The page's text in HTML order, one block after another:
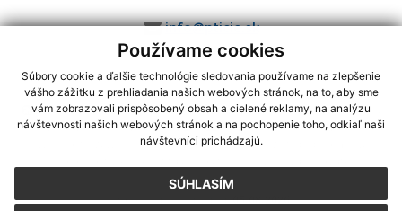
Používame cookies
Súbory cookie a ďalšie technológie sledovania používame na zlepšenie
vášho zážitku z prehliadania našich webových stránok, na to, aby sme
vám zobrazovali prispôsobený obsah a cielené reklamy, na analýzu
návštevnosti našich webových stránok a na pochopenie toho, odkiaľ naši
návštevníci prichádzajú.
SÚHLASÍM
info@pticie.sk
využite možnosť získavania aktuálnych informácií s využitím RSS
CMS systém (redakčný) systém ECHELON 2,Mapa stránok,web portál
webex.digital, s.r.o.,domény,registrácia domény
Posledná aktualizácia:05.08.2026